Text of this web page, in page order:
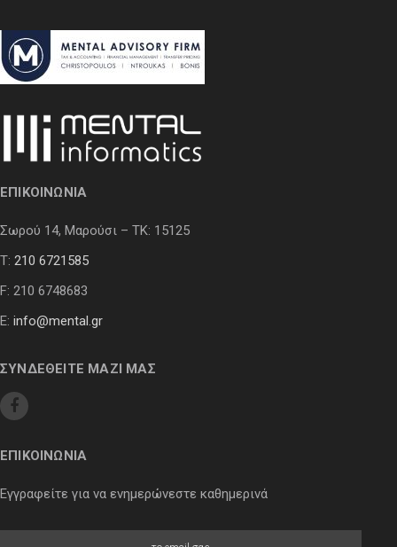
ΕΠΙΚΟΙΝΩΝΙΑ
Σωρού 14, Μαρούσι – ΤΚ: 15125
Τ: 210 6721585
F: 210 6748683
E: info@mental.gr
ΣΥΝΔΕΘΕΙΤΕ ΜΑΖΙ ΜΑΣ
ΕΠΙΚΟΙΝΩΝΙΑ
Εγγραφείτε για να ενημερώνεστε καθημερινά